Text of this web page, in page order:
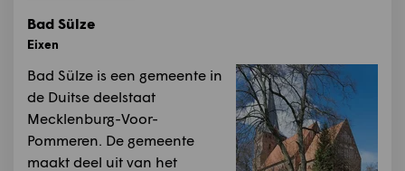
Bad Sülze
Eixen
Bad Sülze is een gemeente in
de Duitse deelstaat
Mecklenburg-Voor-
Pommeren. De gemeente
maakt deel uit van het